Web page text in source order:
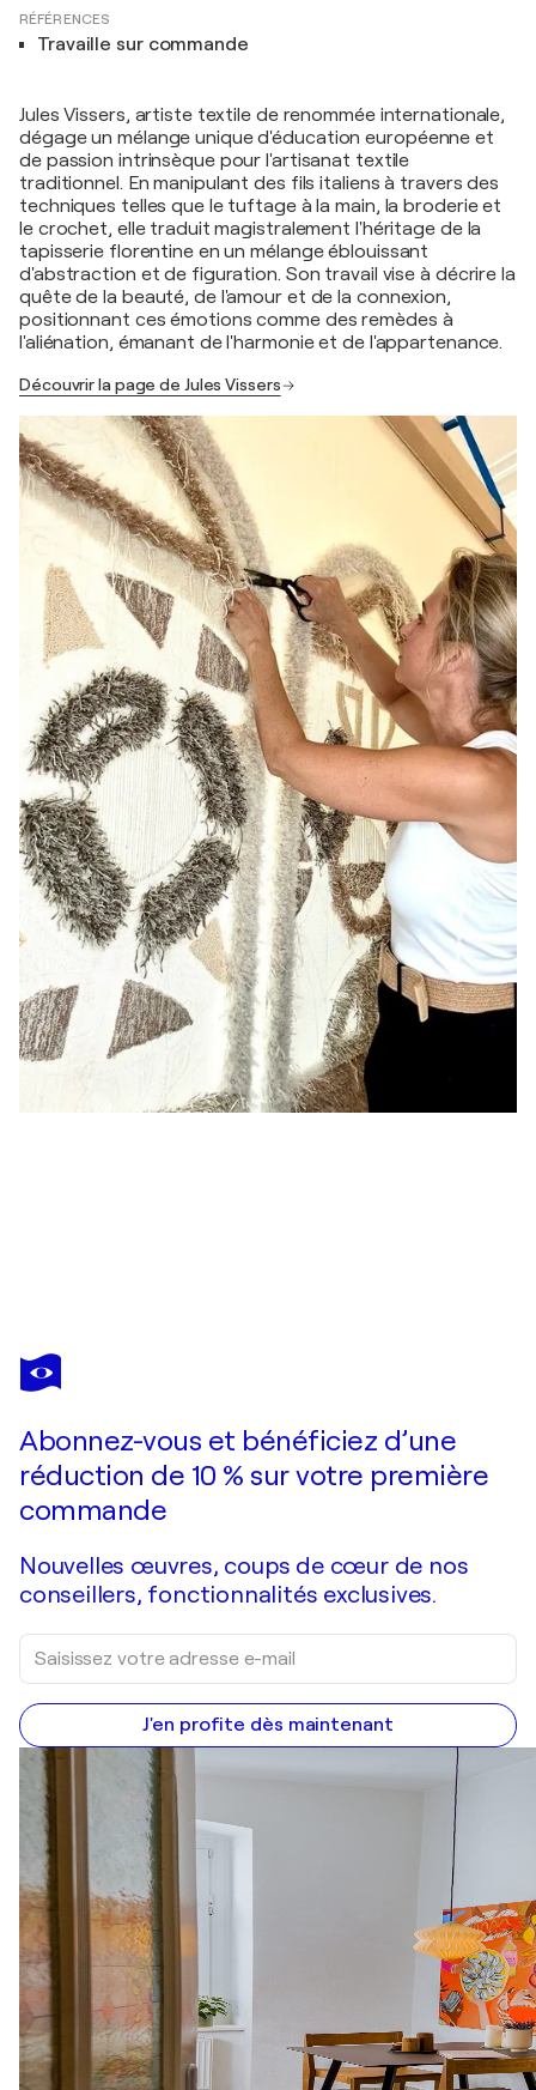
RÉFÉRENCES
Travaille sur commande
Jules Vissers, artiste textile de renommée internationale,
dégage un mélange unique d'éducation européenne et
de passion intrinsèque pour l'artisanat textile
traditionnel. En manipulant des fils italiens à travers des
techniques telles que le tuftage à la main, la broderie et
le crochet, elle traduit magistralement l'héritage de la
tapisserie florentine en un mélange éblouissant
d'abstraction et de figuration. Son travail vise à décrire la
quête de la beauté, de l'amour et de la connexion,
positionnant ces émotions comme des remèdes à
l'aliénation, émanant de l'harmonie et de l'appartenance.
Découvrir la page de Jules Vissers
JULES VISSERS
Angelique
Abonnez-vous et bénéficiez d’une
réduction de 10 % sur votre première
commande
Nouvelles œuvres, coups de cœur de nos
conseillers, fonctionnalités exclusives.
J'en profite dès maintenant